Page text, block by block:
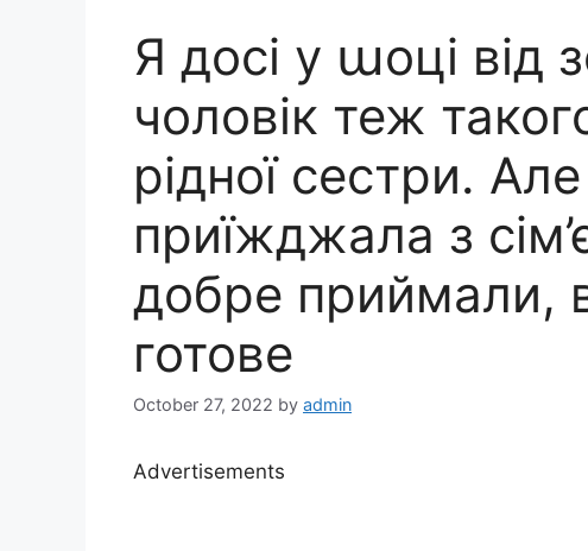
Я досі у աоці від
чоловік теж
рідної сестри.
приїжджала з
добре приймали,
готове
October 27, 2022 by admin
Advertisements